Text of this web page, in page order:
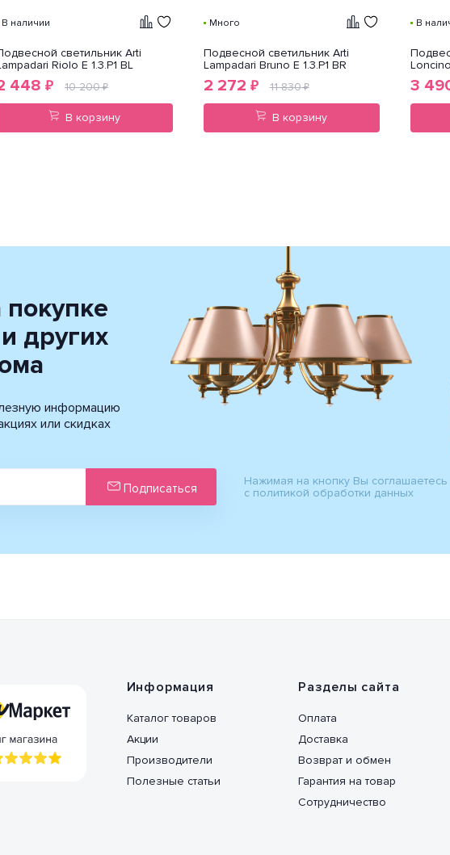
В наличии
светильник Arti
Riolo E 1.3.P1 BL
448 ₽ 10 200₽
В корзину
Много
Подвесной светильник Arti
Lampadari Bruno E 1.3.P1 BR
2 272 ₽ 11 830₽
В корзину
В
3
других
информацию
или скидках
Подписаться
Нажимая на кнопку Вы соглашаетесь
с политикой обработки данных
Информация
Каталог товаров
Акции
Производители
Полезные статьи
Разделы сайта
Оплата
Доставка
Возврат и обмен
Гарантия на товар
Сотрудничество